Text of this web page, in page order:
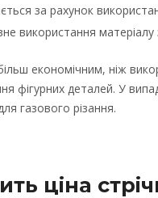
за рахунок
використання матеріалу
економічним, ніж
фігурних деталей. У
газового різання.
ціна